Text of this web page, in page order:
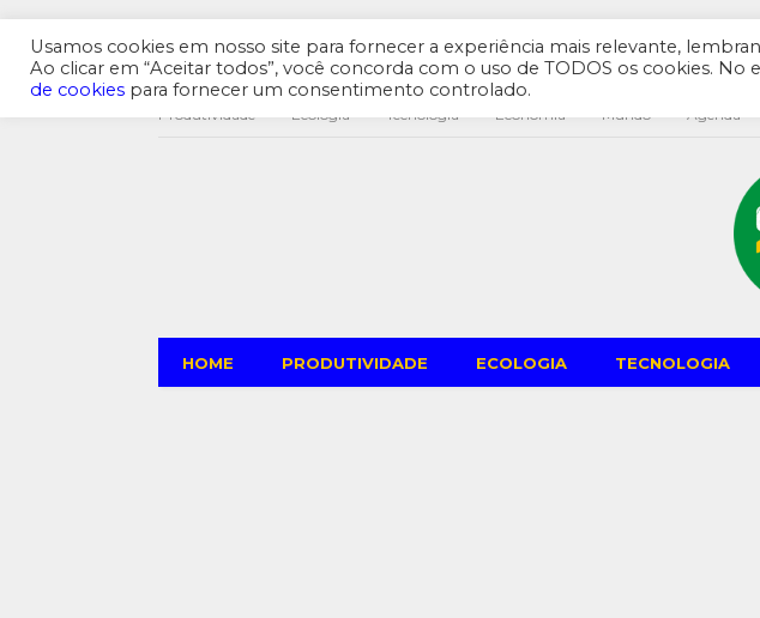
Produtividade Ecologia Tecnologia Economia Mundo Agenda
HOME PRODUTIVIDADE ECOLOGIA TECNOLOGIA
Usamos cookies em nosso site para fornecer a experiência mais relevante,
Ao clicar em “Aceitar todos”, você concorda com o uso de TODOS os cookies. No
de cookies para fornecer um consentimento controlado.